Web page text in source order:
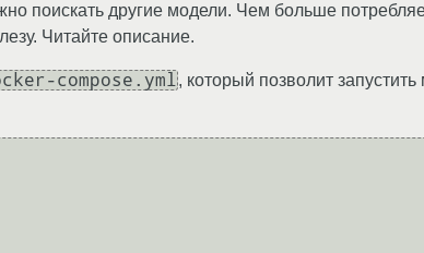
поискать другие модели. Чем больше
Читайте описание.
compose.yml, который позволит